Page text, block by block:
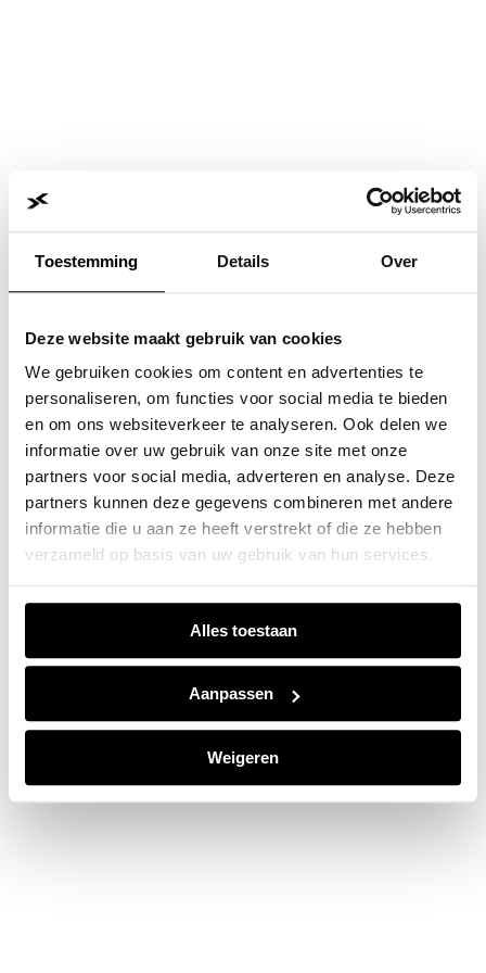
Toestemming Details Over
Deze website maakt gebruik van cookies
We gebruiken cookies om content en advertenties te
personaliseren, om functies voor social media te bieden
en om ons websiteverkeer te analyseren. Ook delen we
informatie over uw gebruik van onze site met onze
partners voor social media, adverteren en analyse. Deze
partners kunnen deze gegevens combineren met andere
informatie die u aan ze heeft verstrekt of die ze hebben
verzameld op basis van uw gebruik van hun services.
Alles toestaan
Aanpassen
Weigeren
Application error: a client-side exception has occurred while
loadingwww.jvk.nl(see the browser consolefor more
information).